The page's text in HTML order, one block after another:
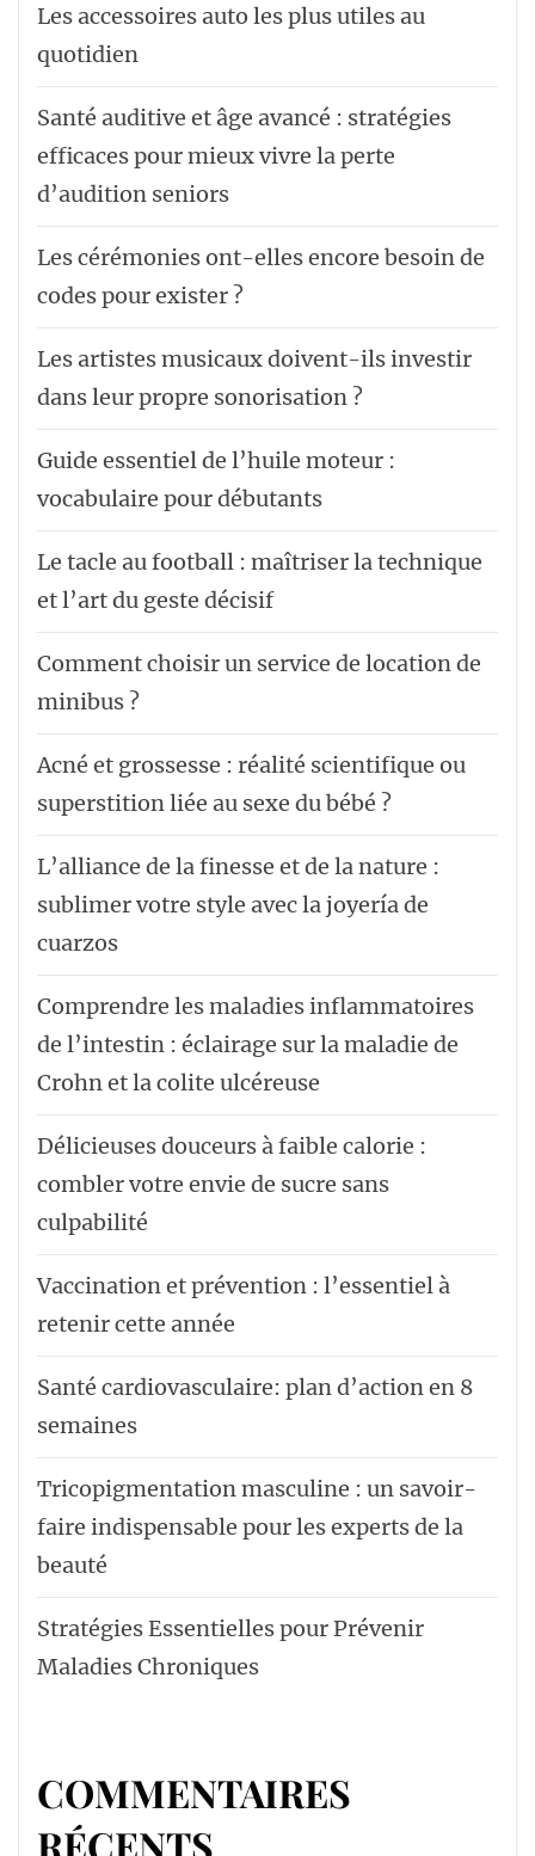
Les accessoires auto les plus utiles au
quotidien
Santé auditive et âge avancé : stratégies
efficaces pour mieux vivre la perte
d’audition seniors
Les cérémonies ont-elles encore besoin de
codes pour exister ?
Les artistes musicaux doivent-ils investir
dans leur propre sonorisation ?
Guide essentiel de l’huile moteur :
vocabulaire pour débutants
Le tacle au football : maîtriser la technique
et l’art du geste décisif
Comment choisir un service de location de
minibus ?
Acné et grossesse : réalité scientifique ou
superstition liée au sexe du bébé ?
L’alliance de la finesse et de la nature :
sublimer votre style avec la joyería de
cuarzos
Comprendre les maladies inflammatoires
de l’intestin : éclairage sur la maladie de
Crohn et la colite ulcéreuse
Délicieuses douceurs à faible calorie :
combler votre envie de sucre sans
culpabilité
Vaccination et prévention : l’essentiel à
retenir cette année
Santé cardiovasculaire: plan d’action en 8
semaines
Tricopigmentation masculine : un savoir-
faire indispensable pour les experts de la
beauté
Stratégies Essentielles pour Prévenir
Maladies Chroniques
COMMENTAIRES
RÉCENTS